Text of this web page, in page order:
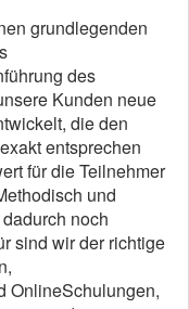
grundlegenden
des
Kunden neue
die den
entsprechen
für die Teilnehmer
und
noch
sind wir der richtige
OnlineSchulungen,